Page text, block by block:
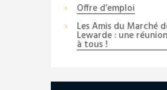
Offre d’emploi
Les Amis du Marché
Lewarde : une
à tous !